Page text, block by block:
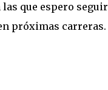
que espero seguir
próximas carreras.